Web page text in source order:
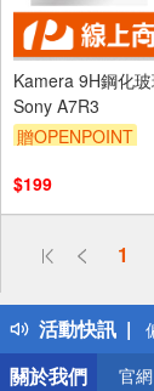
Kamera 9H鋼化
Sony A7R3
贈OPENPOINT
$199
1
活動快訊
關於我們
官網